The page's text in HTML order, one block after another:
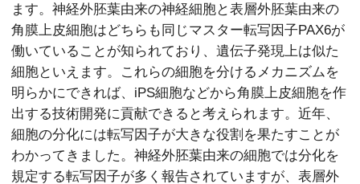
ます。神経外胚葉由来の神経細胞と表層外胚葉由来の
角膜上皮細胞はどちらも同じマスター転写因子PAX6が
働いていることが知られており、遺伝子発現上は似た
細胞といえます。これらの細胞を分けるメカニズムを
明らかにできれば、iPS細胞などから角膜上皮細胞を作
出する技術開発に貢献できると考えられます。近年、
細胞の分化には転写因子が大きな役割を果たすことが
わかってきました。神経外胚葉由来の細胞では分化を
規定する転写因子が多く報告されていますが、表層外